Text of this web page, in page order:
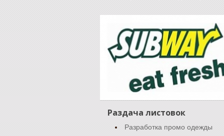
Раздача листовок
Разработка промо одежды